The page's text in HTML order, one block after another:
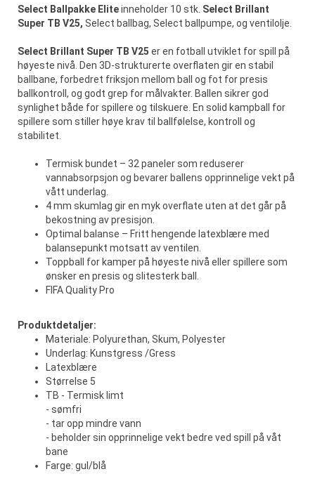
Select Ballpakke Eliteinneholder 10 stk. Select Brillant
Super TB V25, Select ballbag, Select ballpumpe, og ventilolje.
Select Brillant Super TB V25 er en fotball utviklet for spill på
høyeste nivå. Den 3D-strukturerte overflaten gir en stabil
ballbane, forbedret friksjon mellom ball og fot for presis
ballkontroll, og godt grep for målvakter. Ballen sikrer god
synlighet både for spillere og tilskuere. En solid kampball for
spillere som stiller høye krav til ballfølelse, kontroll og
stabilitet.
Termisk bundet – 32 paneler som reduserer
vannabsorpsjon og bevarer ballens opprinnelige vekt på
vått underlag.
4 mm skumlag gir en myk overflate uten at det går på
bekostning av presisjon.
Optimal balanse – Fritt hengende latexblære med
balansepunkt motsatt av ventilen.
Toppball for kamper på høyeste nivå eller spillere som
ønsker en presis og slitesterk ball.
FIFA Quality Pro
Produktdetaljer:
Materiale: Polyurethan, Skum, Polyester
Underlag: Kunstgress /Gress
Latexblære
Størrelse 5
TB - Termisk limt
- sømfri
- tar opp mindre vann
- beholder sin opprinnelige vekt bedre ved spill på våt
bane
Farge: gul/blå